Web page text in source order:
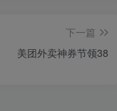
下一篇
美团外卖神券节领38